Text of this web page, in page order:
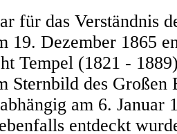
für das Verständnis
19. Dezember 1865
Tempel (1821 -
Sternbild des Großen
am 6. Januar
entdeckt